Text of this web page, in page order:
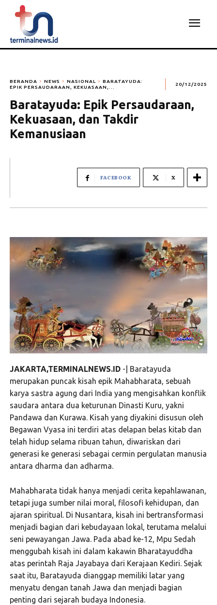
BERANDA NEWS NASIONAL
BARATAYUDA:
EPIK PERSAUDARAAN, KEKUASAAN,...
20/12/2025
Baratayuda: Epik Persaudaraan,
Kekuasaan, dan Takdir
Kemanusiaan
FACEBOOK X
JAKARTA,TERMINALNEWS.ID -| Baratayuda
merupakan puncak kisah epik Mahabharata, sebuah
karya sastra agung dari India yang mengisahkan konflik
saudara antara dua keturunan Dinasti Kuru, yakni
Pandawa dan Kurawa. Kisah yang diyakini disusun oleh
Begawan Vyasa ini terdiri atas delapan belas kitab dan
telah hidup selama ribuan tahun, diwariskan dari
generasi ke generasi sebagai cermin pergulatan manusia
antara dharma dan adharma.
Mahabharata tidak hanya menjadi cerita kepahlawanan,
tetapi juga sumber nilai moral, filosofi kehidupan, dan
ajaran spiritual. Di Nusantara, kisah ini bertransformasi
menjadi bagian dari kebudayaan lokal, terutama melalui
seni pewayangan Jawa. Pada abad ke-12, Mpu Sedah
menggubah kisah ini dalam kakawin Bharatayuddha
atas perintah Raja Jayabaya dari Kerajaan Kediri. Sejak
saat itu, Baratayuda dianggap memiliki latar yang
menyatu dengan tanah Jawa dan menjadi bagian
penting dari sejarah budaya Indonesia.